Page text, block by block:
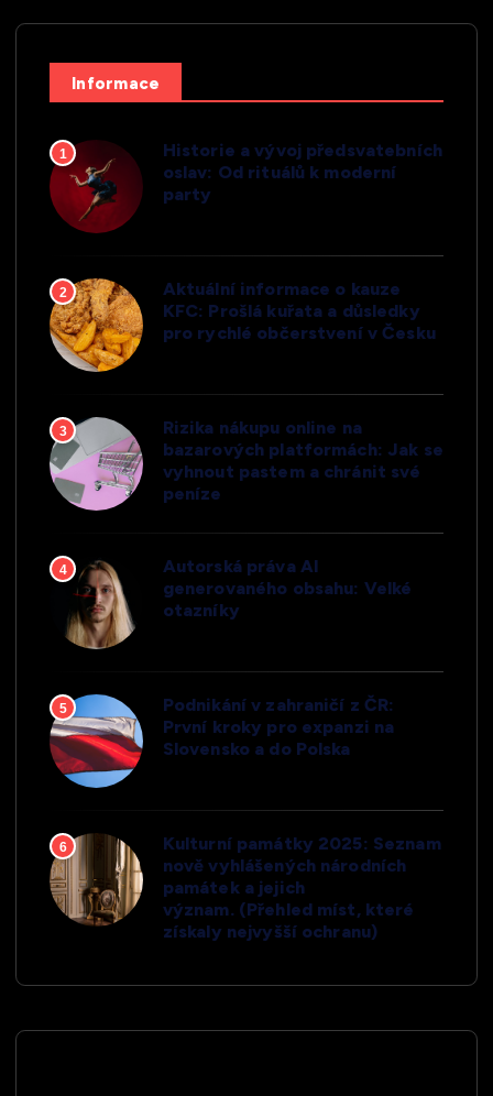
Informace
1
Historie a vývoj předsvatebních
oslav: Od rituálů k moderní
party
2
Aktuální informace o kauze
KFC: Prošlá kuřata a důsledky
pro rychlé občerstvení v Česku
3
Rizika nákupu online na
bazarových platformách: Jak se
vyhnout pastem a chránit své
peníze
4
Autorská práva AI
generovaného obsahu: Velké
otazníky
5
Podnikání v zahraničí z ČR:
První kroky pro expanzi na
Slovensko a do Polska
6
Kulturní památky 2025: Seznam
nově vyhlášených národních
památek a jejich
význam. (Přehled míst, které
získaly nejvyšší ochranu)